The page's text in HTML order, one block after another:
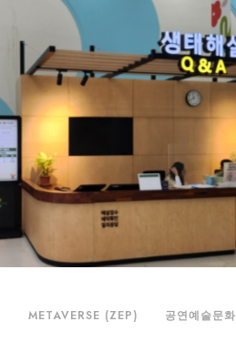
METAVERSE (ZEP) 공연예술문화